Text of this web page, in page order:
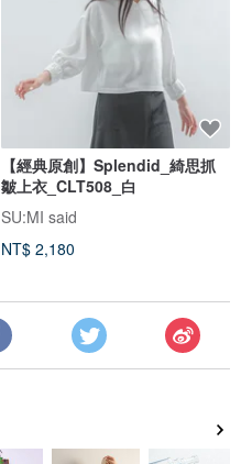
【經典原創】Splendid_綺思抓
皺上衣_CLT508_白
SU:MI said
NT$ 2,180